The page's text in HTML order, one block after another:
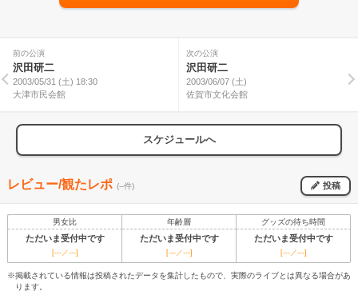
前の公演
沢田研二
2003/05/31 (土) 18:30
大津市民会館
次の公演
沢田研二
2003/06/07 (土)
佐賀市文化会館
スケジュールへ
レビュー/観たレポ (--件) 投稿
男女比 年齢層 グッズの待ち時間
ただいま受付中です ただいま受付中です ただいま受付中です
[---／---] [---／---] [---／---]
※掲載されている情報は投稿されたデータを集計したもので、実際のライブとは異なる場合があ
ります。